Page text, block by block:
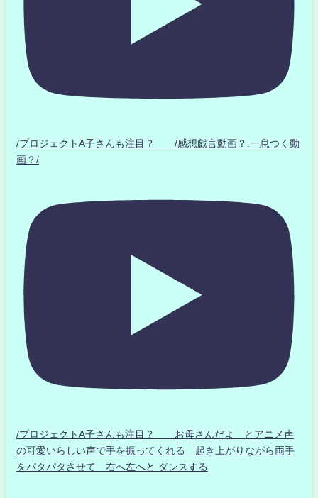
/プロジェクトA子さんも注目？ /感想戯言動画？.一息つく動
画？/
/プロジェクトA子さんも注目？ お母さんだよ とアニメ声
の可愛いらしい声で手を振ってくれる 起き上がりながら両手
をパタパタさせて 右へ左へと ダンスする